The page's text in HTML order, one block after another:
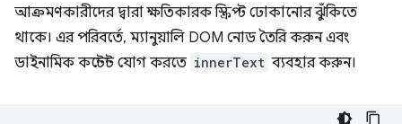
আক্রমণকারীদের দ্বারা ক্ষতিকারক স্ক্রিপ্ট ঢোকানোর ঝুঁকিতে
থাকে। এর পরিবর্তে, ম্যানুয়ালি DOM নোড তৈরি করুন এবং
ডাইনামিক কন্টেন্ট যোগ করতে innerText ব্যবহার করুন।